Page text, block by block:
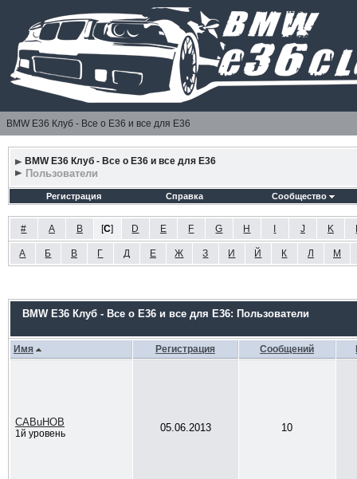
BMW E36 Клуб - Все о Е36 и все для Е36
BMW E36 Клуб - Все о Е36 и все для Е36
Пользователи
Регистрация Справка Сообщество
# A B [C] D E F G H J K
А Б В Г Д Е Ж З И Й К Л М
BMW E36 Клуб - Все о Е36 и все для Е36: Пользователи
Имя Регистрация Сообщений
CABuHOB
1й уровень 05.06.2013 10